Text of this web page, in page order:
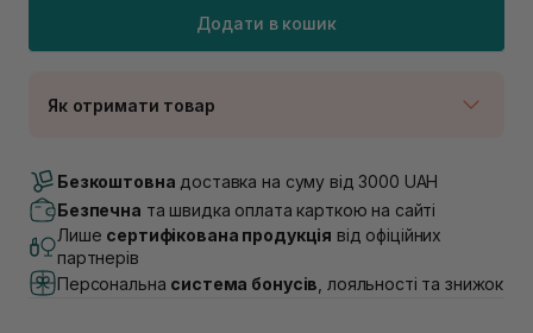
Додати в кошик
Як отримати товар
В наявності
Самовивіз м. Луцьк, вул. Винниченка 4
В наявності
Самовивіз м. Львів, вул. Академіка Підстригача, 1В
(Duck’s Lake)
В наявності
Безкоштовна доставка на суму від 3000 UAH
Безпечна та швидка оплата карткою на сайті
Лише сертифікована продукція від офіційних
партнерів
Персональна система бонусів , лояльності та знижок